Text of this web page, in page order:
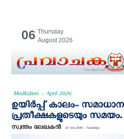
06 Thursday
August 2026
Meditation. - April 2026
ഉയിര്‍പ്പ് കാലം-
പ്രതീക്ഷകളുടെയും സമയം.
സ്വന്തം ലേഖകന്‍ 12-04-2016 - Tuesday